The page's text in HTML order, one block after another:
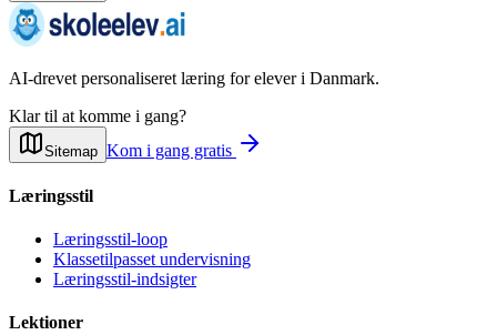
AI-drevet personaliseret læring for elever i Danmark.
Klar til at komme i gang?
Sitemap Kom i gang gratis
Læringsstil
Læringsstil-loop
Klassetilpasset undervisning
Læringsstil-indsigter
Lektioner